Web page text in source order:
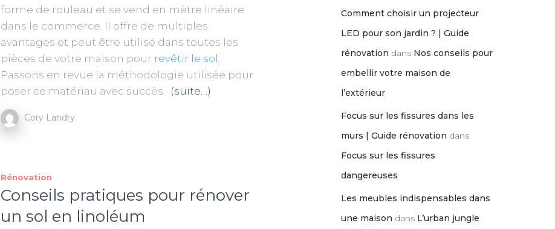
forme de rouleau et se vend en mètre linéaire
dans le commerce. Il offre de multiples
avantages et peut être utilisé dans toutes les
pièces de votre maison pour revêtir le sol .
Passons en revue la méthodologie utilisée pour
poser ce matériau avec succès. (suite…)
Cory Landry
Rénovation
Conseils pratiques pour rénover
un sol en linoléum
Comment choisir un projecteur
LED pour son jardin ? | Guide
rénovation dans Nos conseils pour
embellir votre maison de
l’extérieur
Focus sur les fissures dans les
murs | Guide rénovation dans
Focus sur les fissures
dangereuses
Les meubles indispensables dans
une maison dans L’urban jungle